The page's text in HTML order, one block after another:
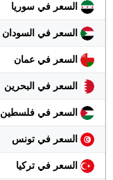
السعر في سوريا
السعر في السودان
السعر في عمان
السعر في البحرين
السعر في فلسطين
السعر في تونس
السعر في تركيا